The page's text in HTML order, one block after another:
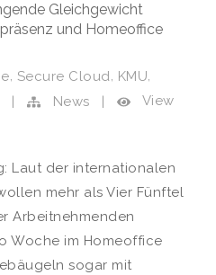
Gleichgewicht
und Homeoffice
, Secure Cloud, KMU,
| News |
View
Laut der internationalen
mehr als Vier Fünftel
Arbeitnehmenden
Woche im Homeoffice
sogar mit